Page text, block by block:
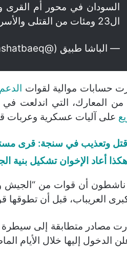
السودان في محور أم القرى
ال23 ومئات من القتلى والأسرى وتجري مطاردة الحائن كيكل الذي ولى هاربا”
— الباشا طبيق (@Elbashatbaeq)
حسابات موالية لقوات
من المعارك، التي اندلعت
على آليات عسكرية وعربات
قتل وتعذيب في سنجة: قرى
هكذا أعاد الإخوان تشكيل بنية
ناشطون أن قوات من “الجيش
العريباب، قبل أن تطوقها
مصادر متطابقة إلى
الدخول إليها خلال الأيام